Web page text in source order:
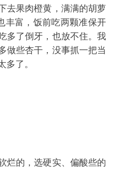
去果肉橙黄，满满的胡萝
丰富，饭前吃两颗准保开
多了倒牙，也放不住。我
做些杏干，没事抓一把当
多了。
烂的，选硬实、偏酸些的